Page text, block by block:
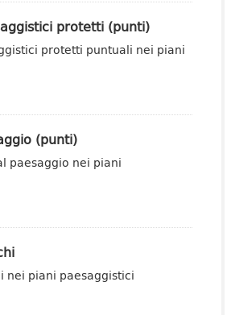
protetti (punti)
protetti puntuali nei piani
(punti)
paesaggio nei piani
nei piani paesaggistici